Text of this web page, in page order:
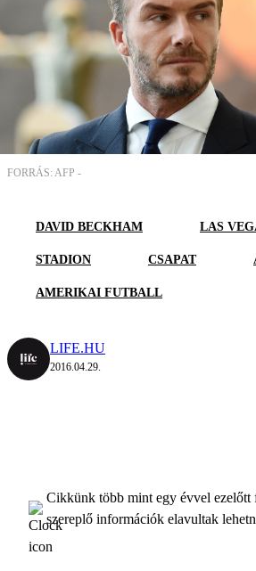
FORRÁS: AFP -
DAVID BECKHAM LAS
STADION CSAPAT
AMERIKAI FUTBALL
LIFE.HU
2016.04.29.
Cikkünk több mint egy évvel ezelőtt
szereplő információk elavultak